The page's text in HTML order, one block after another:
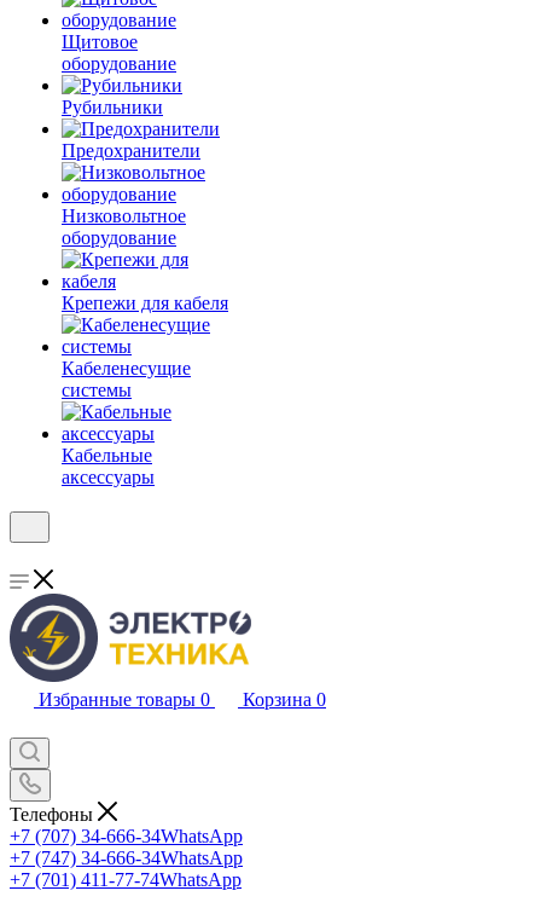
Щитовое
оборудование
Рубильники
Предохранители
Низковольтное
оборудование
Крепежи для кабеля
Кабеленесущие
системы
Кабельные
аксессуары
Избранные товары 0 Корзина 0
Телефоны
+7 (707) 34-666-34WhatsApp
+7 (747) 34-666-34WhatsApp
+7 (701) 411-77-74WhatsApp